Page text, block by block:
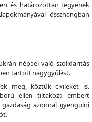
és határozottan tegyenek
összhangban
néppel való szolidaritás
tartott nagygyűlést.
meg, köztük civileket is.
ellen tiltakozó embert
azonnal gyengülni